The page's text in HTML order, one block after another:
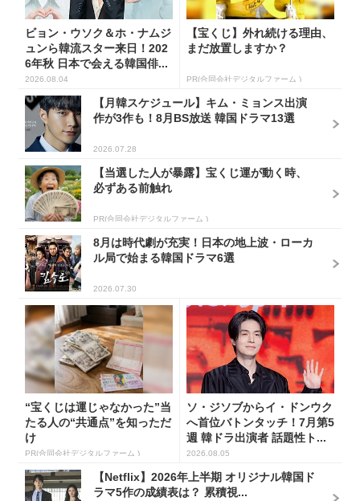
ビョン・ウソク＆ホ・ナムジ
ュンら韓流スター来日！202
6年秋 日本で会える韓国俳...
2026.08.04
【宝くじ】外れ続ける理由、
まだ放置しますか？
PR(合同会社デジタルファーム )
【月韓スケジュール】キム・ミョンス出演
作が3作も！8月BS放送 韓国ドラマ13選
2026.07.28
【当選した人が暴露】宝くじ運が動く時、
必ずある前触れ
PR(合同会社デジタルファーム )
8月は時代劇が充実！日本の地上波・ローカ
ル局で始まる韓国ドラマ6選
2026.07.30
“宝くじは運じゃなかった”当
たる人の“共通点”を知っただ
け
PR(合同会社デジタルファーム )
ソ・ジソブからイ・ドンウク
へ首位バトンタッチ！7月第5
週 韓ドラ出演者 話題性ト...
2026.08.05
【Netflix】2026年上半期 オリジナル韓国ド
ラマ5作の成績表は？ 累積視...